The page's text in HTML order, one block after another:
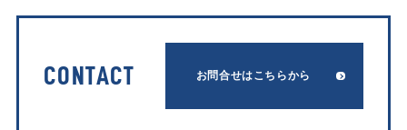
CONTACT お問合せはこちらから